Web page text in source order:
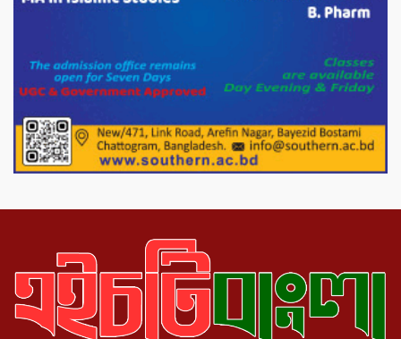
পাটগ্রামে জুলাই অভ্যুত্থান দিবস উপলক্ষে
পোরশায় গণঅভ্যুত্থান দিবসে শহিদ ও জুলাই
১১ দলীয় ঐক্য পোরশা উপজেলা শাখার